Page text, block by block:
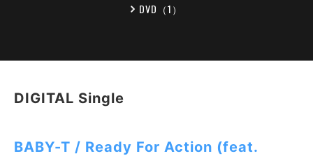
DVD（1）
DIGITAL Single
BABY-T / Ready For Action (feat.